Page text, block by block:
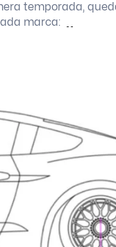
temporada,
marca: